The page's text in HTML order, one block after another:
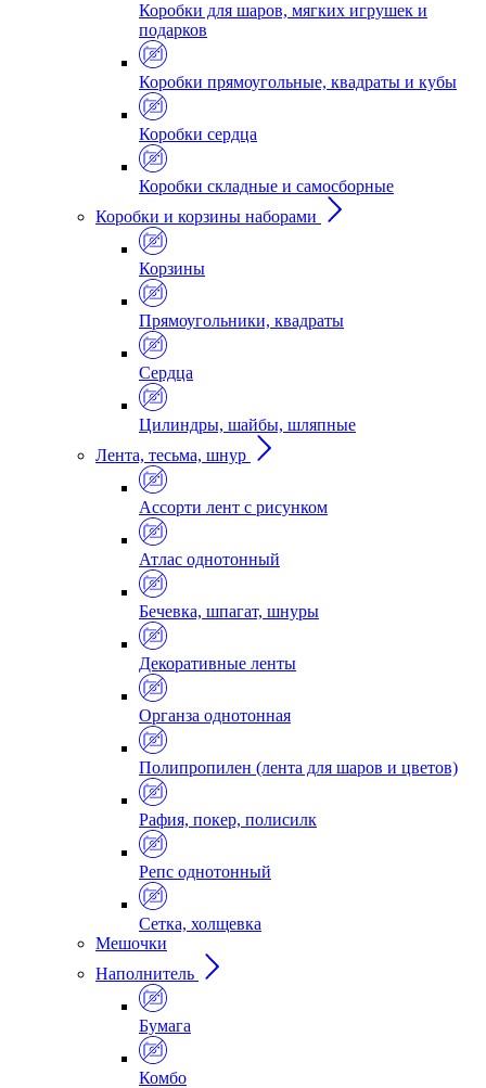
Коробки для шаров, мягких игрушек и
подарков
Коробки прямоугольные, квадраты и кубы
Коробки сердца
Коробки складные и самосборные
Коробки и корзины наборами
Корзины
Прямоугольники, квадраты
Сердца
Цилиндры, шайбы, шляпные
Лента, тесьма, шнур
Ассорти лент с рисунком
Атлас однотонный
Бечевка, шпагат, шнуры
Декоративные ленты
Органза однотонная
Полипропилен (лента для шаров и цветов)
Рафия, покер, полисилк
Репс однотонный
Сетка, холщевка
Мешочки
Наполнитель
Бумага
Комбо